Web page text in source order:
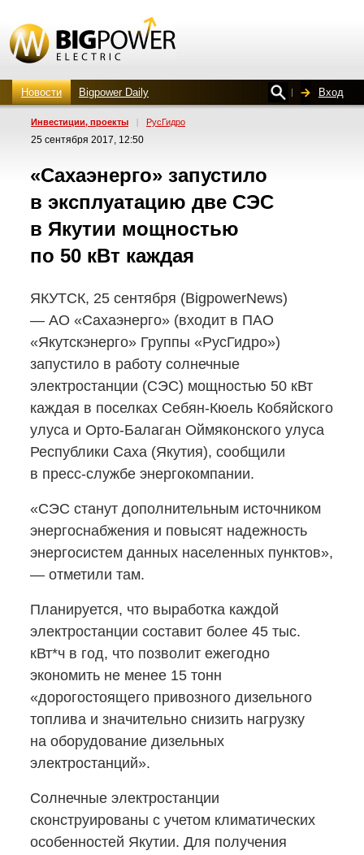
Новости Bigpower Daily Вход
Инвестиции, проекты | РусГидро
25 сентября 2017, 12:50
«Сахаэнерго» запустило
в эксплуатацию две СЭС
в Якутии мощностью
по 50 кВт каждая
ЯКУТСК, 25 сентября (BigpowerNews)
— АО «Сахаэнерго» (входит в ПАО
«Якутскэнерго» Группы «РусГидро»)
запустило в работу солнечные
электростанции (СЭС) мощностью 50 кВт
каждая в поселках Себян-Кюель Кобяйского
улуса и Орто-Балаган Оймяконского улуса
Республики Саха (Якутия), сообщили
в пресс-службе энергокомпании.
«СЭС станут дополнительным источником
энергоснабжения и повысят надежность
энергосистем данных населенных пунктов»,
— отметили там.
Планируется, что выработка каждой
электростанции составит более 45 тыс.
кВт*ч в год, что позволит ежегодно
экономить не менее 15 тонн
«дорогостоящего привозного дизельного
топлива и значительно снизить нагрузку
на оборудование дизельных
электростанций».
Солнечные электростанции
сконструированы с учетом климатических
особенностей Якутии. Для получения